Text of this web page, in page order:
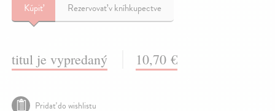
Kúpiť Rezervovať v kníhkupectve
titul je vypredaný 10,70 €
Pridať do wishlistu